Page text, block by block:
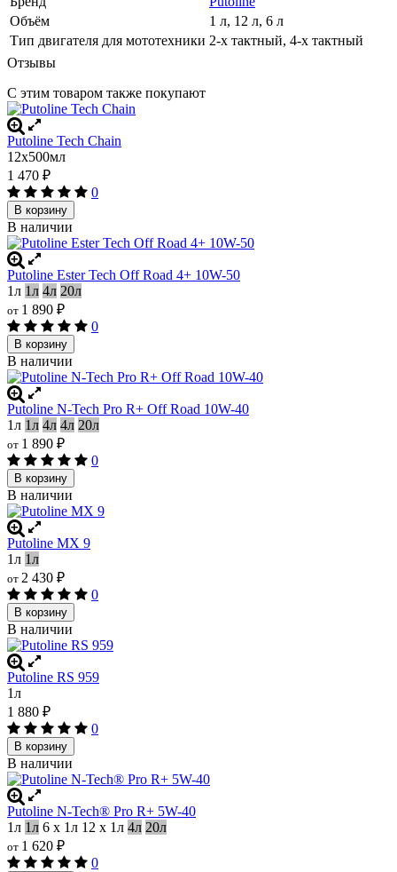
Объём
1 л, 12 л, 6 л
Тип двигателя для мототехники 2-х тактный, 4-х тактный
Отзывы
С этим товаром также покупают
Putoline Tech Chain
12x500мл
1 470 ₽
0
В корзину
В наличии
Putoline Ester Tech Off Road 4+ 10W-50
1л 1л 4л 20л
от 1 890 ₽
0
В корзину
В наличии
Putoline N-Tech Pro R+ Off Road 10W-40
1л 1л 4л 4л 20л
от 1 890 ₽
0
В корзину
В наличии
Putoline MX 9
1л 1л
от 2 430 ₽
0
В корзину
В наличии
Putoline RS 959
1л
1 880 ₽
0
В корзину
В наличии
Putoline N-Tech® Pro R+ 5W-40
1л 1л 6 х 1л 12 х 1л 4л 20л
от 1 620 ₽
0